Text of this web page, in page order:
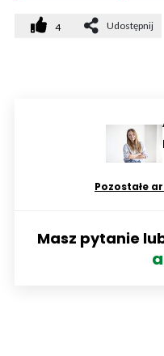
4 Udostępnij
Pozostałe
Masz pytanie